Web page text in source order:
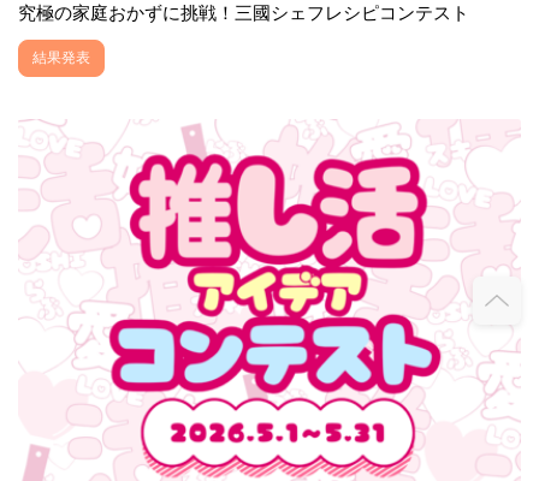
究極の家庭おかずに挑戦！三國シェフレシピコンテスト
結果発表